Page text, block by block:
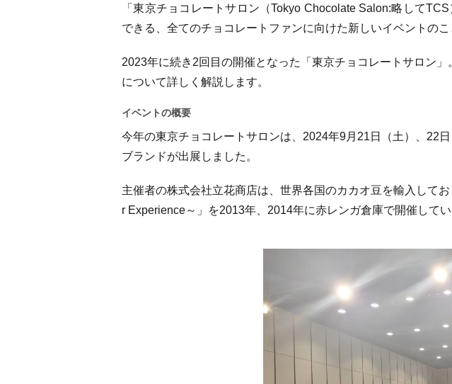
「東京チョコレートサロン（Tokyo Chocolate Salon:略して
できる、全てのチョコレートファンに向けた新しいイベントのこ
2023年に続き2回目の開催となった「東京チョコレートサロン
について詳しく解説します。
イベントの概要
今年の東京チョコレートサロンは、2024年9月21日（土）、22
ブランドが出展しました。
主催者の株式会社立花商店は、世界各国のカカオ豆を輸入して
r Experience～」を2013年、2014年に赤レンガ倉庫で開催してい